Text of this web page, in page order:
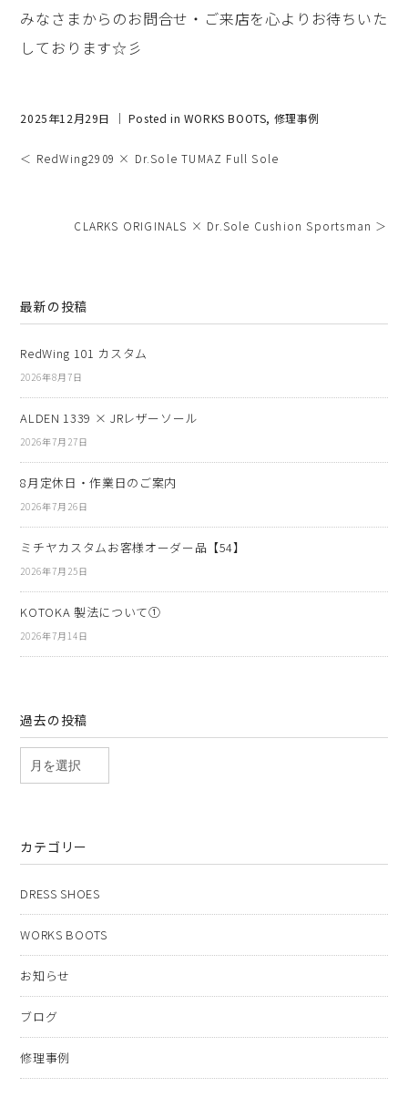
みなさまからのお問合せ・ご来店を心よりお待ちいた
しております☆彡
2025年12月29日 ｜ Posted in WORKS BOOTS, 修理事例
＜ RedWing2909 × Dr.Sole TUMAZ Full Sole
CLARKS ORIGINALS × Dr.Sole Cushion Sportsman ＞
最新の投稿
RedWing 101 カスタム
2026年8月7日
ALDEN 1339 × JRレザーソール
2026年7月27日
8月定休日・作業日のご案内
2026年7月26日
ミチヤカスタムお客様オーダー品【54】
2026年7月25日
KOTOKA 製法について①
2026年7月14日
過去の投稿
カテゴリー
DRESS SHOES
WORKS BOOTS
お知らせ
ブログ
修理事例